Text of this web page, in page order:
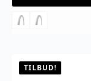
har
flere
velges
på
TILBUD!